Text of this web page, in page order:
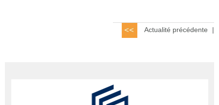
Actualité précédente |